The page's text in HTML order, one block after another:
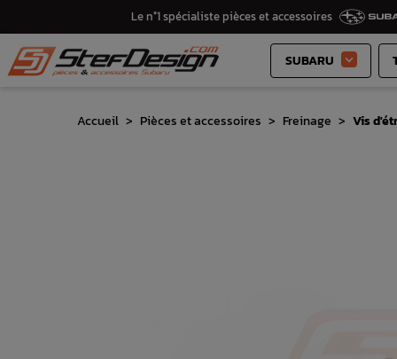
Le n°1 spécialiste pièces et accessoires
SUBARU 
Accueil Pièces et accessoires Freinage Vis